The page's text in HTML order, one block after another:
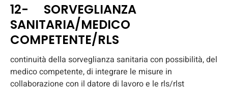
12- SORVEGLIANZA
SANITARIA/MEDICO
COMPETENTE/RLS
continuità della sorveglianza sanitaria con possibilità, del
medico competente, di integrare le misure in
collaborazione con il datore di lavoro e le rls/rlst